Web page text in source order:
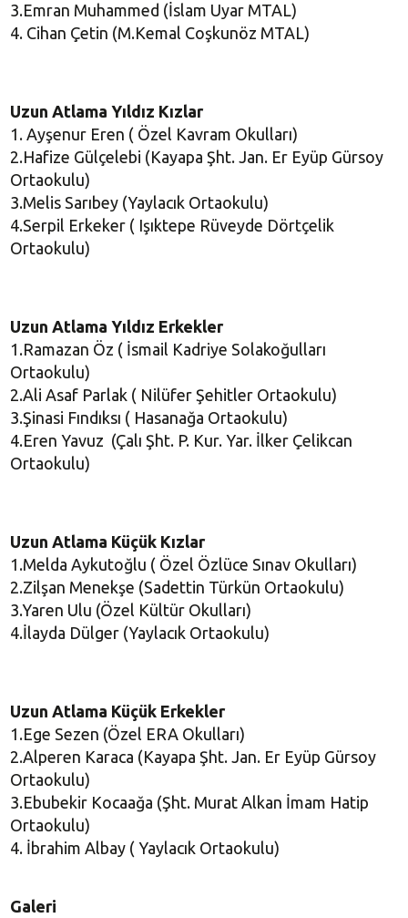
3.Emran Muhammed (İslam Uyar MTAL)
4. Cihan Çetin (M.Kemal Coşkunöz MTAL)
Uzun Atlama Yıldız Kızlar
1. Ayşenur Eren ( Özel Kavram Okulları)
2.Hafize Gülçelebi (Kayapa Şht. Jan. Er Eyüp Gürsoy
Ortaokulu)
3.Melis Sarıbey (Yaylacık Ortaokulu)
4.Serpil Erkeker ( Işıktepe Rüveyde Dörtçelik
Ortaokulu)
Uzun Atlama Yıldız Erkekler
1.Ramazan Öz ( İsmail Kadriye Solakoğulları
Ortaokulu)
2.Ali Asaf Parlak ( Nilüfer Şehitler Ortaokulu)
3.Şinasi Fındıksı ( Hasanağa Ortaokulu)
4.Eren Yavuz (Çalı Şht. P. Kur. Yar. İlker Çelikcan
Ortaokulu)
Uzun Atlama Küçük Kızlar
1.Melda Aykutoğlu ( Özel Özlüce Sınav Okulları)
2.Zilşan Menekşe (Sadettin Türkün Ortaokulu)
3.Yaren Ulu (Özel Kültür Okulları)
4.İlayda Dülger (Yaylacık Ortaokulu)
Uzun Atlama Küçük Erkekler
1.Ege Sezen (Özel ERA Okulları)
2.Alperen Karaca (Kayapa Şht. Jan. Er Eyüp Gürsoy
Ortaokulu)
3.Ebubekir Kocaağa (Şht. Murat Alkan İmam Hatip
Ortaokulu)
4. İbrahim Albay ( Yaylacık Ortaokulu)
Galeri